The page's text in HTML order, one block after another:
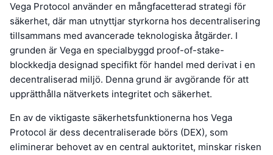
Vega Protocol använder en mångfacetterad strategi för
säkerhet, där man utnyttjar styrkorna hos decentralisering
tillsammans med avancerade teknologiska åtgärder. I
grunden är Vega en specialbyggd proof-of-stake-
blockkedja designad specifikt för handel med derivat i en
decentraliserad miljö. Denna grund är avgörande för att
upprätthålla nätverkets integritet och säkerhet.
En av de viktigaste säkerhetsfunktionerna hos Vega
Protocol är dess decentraliserade börs (DEX), som
eliminerar behovet av en central auktoritet, minskar risken